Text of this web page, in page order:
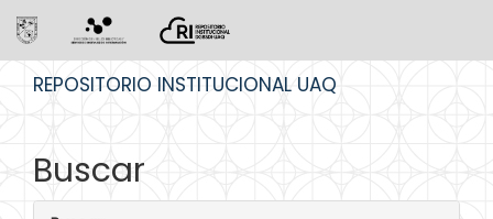
REPOSITORIO INSTITUCIONAL UAQ
Buscar